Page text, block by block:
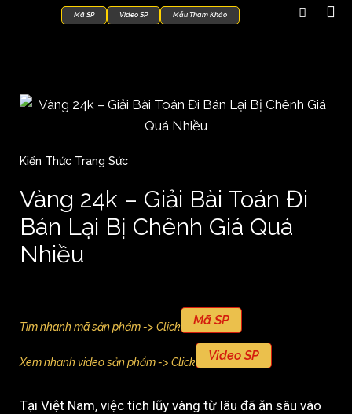
Mã SP Video SP Mẫu Tham Khảo
Kiến Thức Trang Sức
Vàng 24k – Giải Bài Toán Đi
Bán Lại Bị Chênh Giá Quá
Nhiều
Tìm nhanh mã sản phẩm -> Click Mã SP
Xem nhanh video sản phẩm -> Click Video SP
Tại Việt Nam, việc tích lũy vàng từ lâu đã ăn sâu vào